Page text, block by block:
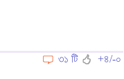
৩১ টি +৪/-০